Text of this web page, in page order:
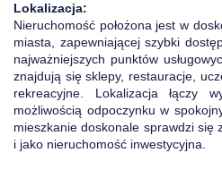
Lokalizacja:
Nieruchomość położona jest w
miasta, zapewniającej szybki
najważniejszych punktów
znajdują się sklepy, restauracje,
rekreacyjne. Lokalizacja łączy
możliwością odpoczynku w
mieszkanie doskonale sprawdzi się
i jako nieruchomość inwestycyjna.